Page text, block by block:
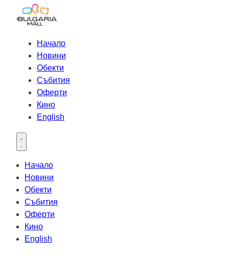
Начало
Новини
Обекти
Събития
Оферти
Кино
English
Open main menu
Начало
Новини
Обекти
Събития
Оферти
Кино
English